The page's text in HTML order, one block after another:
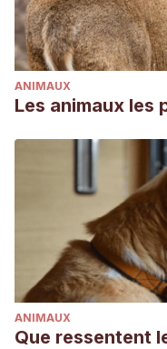
Society and
Cabrera, D. L. (2021).
POLARIMÉTRICAS EN
POSIBLES
(Tesis de grado,
ANIMAUX
Les animaux les
ANIMAUX
Que ressentent